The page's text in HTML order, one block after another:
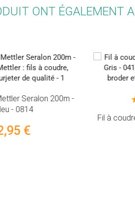
ONT ÉGALEMENT
Fil à coudre Mettler Seralon 200m -